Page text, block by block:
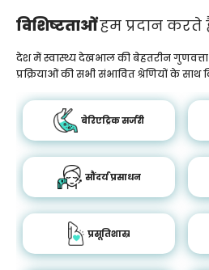
विशिष्टताओंहम प्रदान करते
देश में स्वास्थ्य देखभाल की बेहतरीन
प्रक्रियाओं की सभी संभावित श्रेणियों के साथ
बेरिएट्रिक सर्जरी
सौंदर्य प्रसाधन
प्रसूतिशास्र